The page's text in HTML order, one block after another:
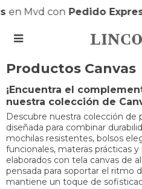
en Mvd conPedido

Productos Canvas
¡Encuentra el
nuestra colección de
Descubre nuestra colección de
diseñada para combinar
mochilas resistentes, bolsos
funcionales, materas prácticas
elaborados con tela canvas de
pensada para soportar el ritmo
mantiene un toque de